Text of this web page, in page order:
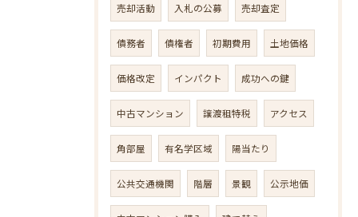
売却活動 入札の公募 売却査定
債務者 債権者 初期費用 土地価格
価格改定 インパクト 成功への鍵
中古マンション 譲渡租特税 アクセス
角部屋 有名学区域 陽当たり
公共交通機関 階層 景観 公示地価